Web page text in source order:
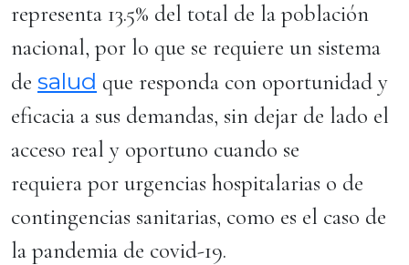
representa 13.5% del total de la población
nacional, por lo que se requiere un sistema
de salud que responda con oportunidad y
eficacia a sus demandas, sin dejar de lado el
acceso real y oportuno cuando se
requiera por urgencias hospitalarias o de
contingencias sanitarias, como es el caso de
la pandemia de covid-19.